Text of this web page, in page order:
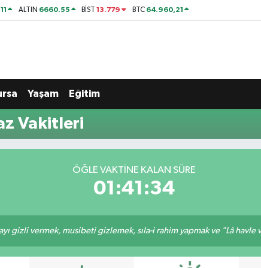
ALTIN 6660.55 BİST13.779 BTC 64.960,21
Yaşam Eğitim
Vakitleri
ÖĞLE VAKTINE KALAN SÜRE
01:41:33
gizli vermek, musibeti gizlemek, sıla-i rahim yapmak ve "Lâ